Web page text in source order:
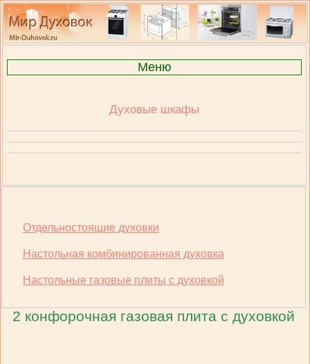
Меню
Духовые шкафы
Отдельностоящие духовки
Настольная комбинированная духовка
Настольные газовые плиты с духовкой
2 конфорочная газовая плита с духовкой